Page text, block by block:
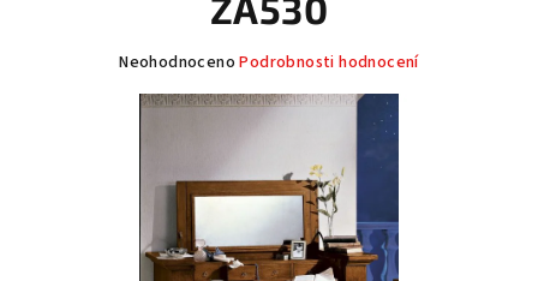
Průměrné
produktu
hvězdiček.
Neohodnoceno Podrobnosti hodnocení